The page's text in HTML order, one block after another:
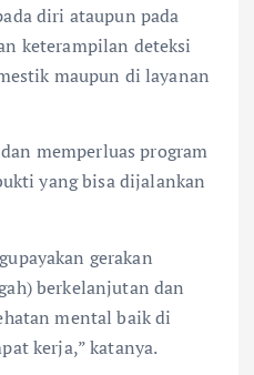
diri ataupun pada
keterampilan deteksi
maupun di layanan
memperluas program
yang bisa dijalankan
gerakan
berkelanjutan dan
mental baik di
kerja,” katanya.